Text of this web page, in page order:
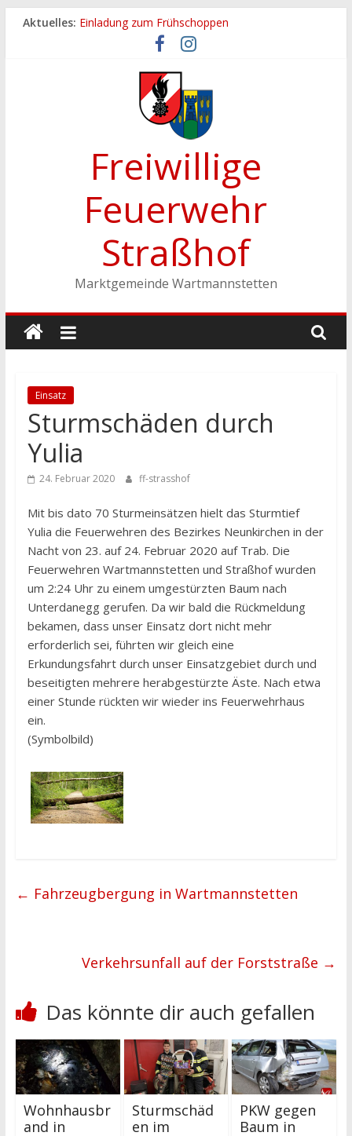
ZumAktuelles: Einladung zum Frühschoppen
Dichtheitsprobe der Löschleitungen
Fronleichnamsprozession
Feuerwehrfest 2026
Ferienspiel der Marktgemeinde Wartmannstetten
Freiwillige
Feuerwehr
Straßhof
Marktgemeinde Wartmannstetten
Einsatz
Sturmschäden durch
Yulia
24. Februar 2020 ff-strasshof
Mit bis dato 70 Sturmeinsätzen hielt das Sturmtief
Yulia die Feuerwehren des Bezirkes Neunkirchen in der
Nacht von 23. auf 24. Februar 2020 auf Trab. Die
Feuerwehren Wartmannstetten und Straßhof wurden
um 2:24 Uhr zu einem umgestürzten Baum nach
Unterdanegg gerufen. Da wir bald die Rückmeldung
bekamen, dass unser Einsatz dort nicht mehr
erforderlich sei, führten wir gleich eine
Erkundungsfahrt durch unser Einsatzgebiet durch und
beseitigten mehrere herabgestürzte Äste. Nach etwa
einer Stunde rückten wir wieder ins Feuerwehrhaus
ein.
(Symbolbild)
← Fahrzeugbergung in Wartmannstetten
Verkehrsunfall auf der Forststraße →
Das könnte dir auch gefallen
Wohnhausbr
and in
Sturmschäd
en im
PKW gegen
Baum in